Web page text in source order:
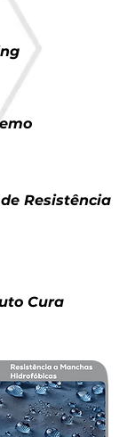
Resistência
Cura